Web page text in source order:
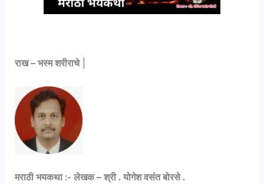
राख –भस्म शरीराचे|
मराठी भयकथा :- लेखक – श्री . योगेश वसंत बोरसे .